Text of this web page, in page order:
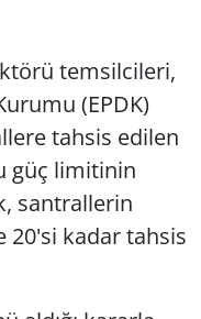
temsilcileri,
(EPDK)
tahsis edilen
güç limitinin
santrallerin
20'si kadar tahsis